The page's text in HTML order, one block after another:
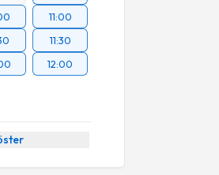
11:00
11:30
12:00